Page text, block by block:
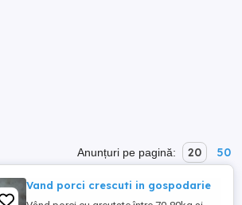
Anunțuri pe pagină: 20 50
Vand porci crescuti in gospodarie